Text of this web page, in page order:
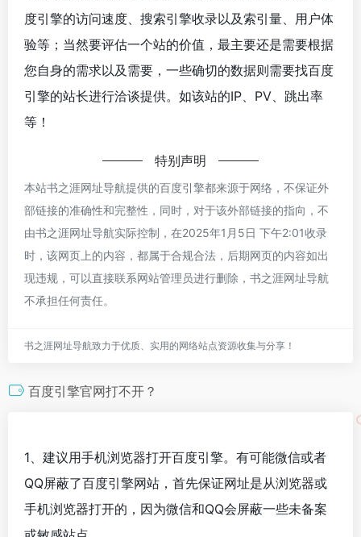
度引擎的访问速度、搜索引擎收录以及索引量、用户体
验等；当然要评估一个站的价值，最主要还是需要根据
您自身的需求以及需要，一些确切的数据则需要找百度
引擎的站长进行洽谈提供。如该站的IP、PV、跳出率
等！
特别声明
本站书之涯网址导航提供的百度引擎都来源于网络，不保证外
部链接的准确性和完整性，同时，对于该外部链接的指向，不
由书之涯网址导航实际控制，在2025年1月5日 下午2:01收录
时，该网页上的内容，都属于合规合法，后期网页的内容如出
现违规，可以直接联系网站管理员进行删除，书之涯网址导航
不承担任何责任。
书之涯网址导航致力于优质、实用的网络站点资源收集与分享！
百度引擎官网打不开？
1、建议用手机浏览器打开百度引擎。有可能微信或者
QQ屏蔽了百度引擎网站，首先保证网址是从浏览器或
手机浏览器打开的，因为微信和QQ会屏蔽一些未备案